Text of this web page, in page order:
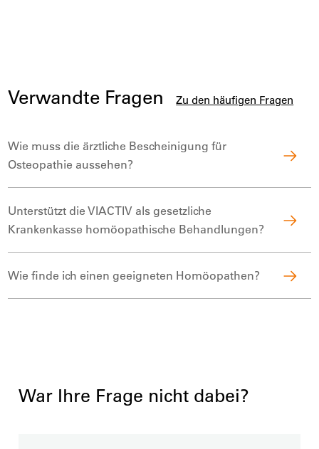
Verwandte Fragen Zu den häufigen Fragen
Wie muss die ärztliche Bescheinigung für
Osteopathie aussehen?
Unterstützt die VIACTIV als gesetzliche
Krankenkasse homöopathische Behandlungen?
Wie finde ich einen geeigneten Homöopathen?
War Ihre Frage nicht dabei?